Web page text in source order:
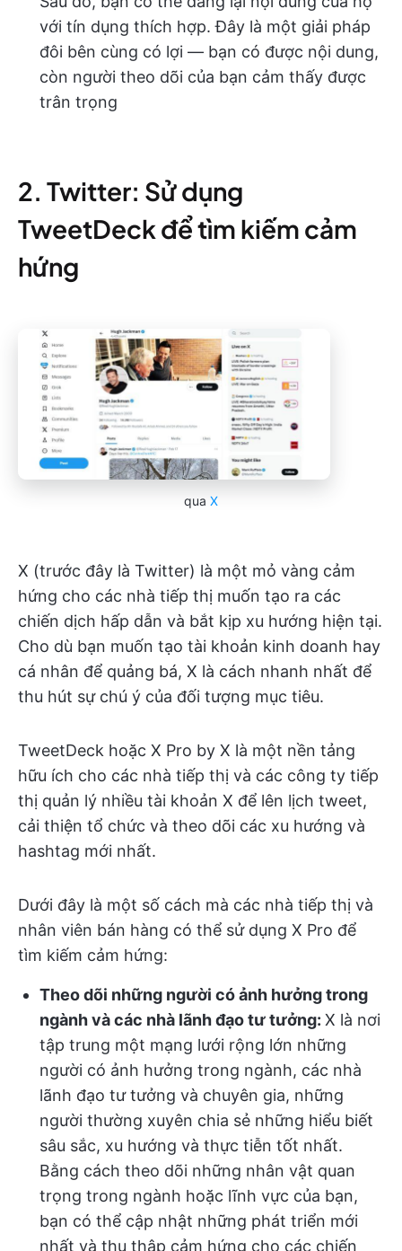
với tín dụng thích hợp. Đây là một giải pháp
đôi bên cùng có lợi — bạn có được nội dung,
còn người theo dõi của bạn cảm thấy được
trân trọng
2. Twitter: Sử dụng
TweetDeck để tìm kiếm cảm
hứng
qua X
X (trước đây là Twitter) là một mỏ vàng cảm
hứng cho các nhà tiếp thị muốn tạo ra các
chiến dịch hấp dẫn và bắt kịp xu hướng hiện tại.
Cho dù bạn muốn tạo tài khoản kinh doanh hay
cá nhân để quảng bá, X là cách nhanh nhất để
thu hút sự chú ý của đối tượng mục tiêu.
TweetDeck hoặc X Pro by X là một nền tảng
hữu ích cho các nhà tiếp thị và các công ty tiếp
thị quản lý nhiều tài khoản X để lên lịch tweet,
cải thiện tổ chức và theo dõi các xu hướng và
hashtag mới nhất.
Dưới đây là một số cách mà các nhà tiếp thị và
nhân viên bán hàng có thể sử dụng X Pro để
tìm kiếm cảm hứng:
Theo dõi những người có ảnh hưởng trong
ngành và các nhà lãnh đạo tư tưởng: X là nơi
tập trung một mạng lưới rộng lớn những
người có ảnh hưởng trong ngành, các nhà
lãnh đạo tư tưởng và chuyên gia, những
người thường xuyên chia sẻ những hiểu biết
sâu sắc, xu hướng và thực tiễn tốt nhất.
Bằng cách theo dõi những nhân vật quan
trọng trong ngành hoặc lĩnh vực của bạn,
bạn có thể cập nhật những phát triển mới
nhất và thu thập cảm hứng cho các chiến